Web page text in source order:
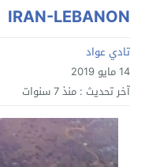
IRAN-LEBANON
تادي عواد
14 مايو 2019
آخر تحديث : منذ 7 سنوات